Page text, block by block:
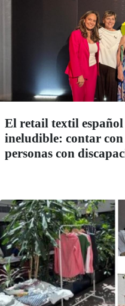
El retail textil
ineludible: contar
personas con